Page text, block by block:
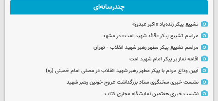
چندرسانه‌ای
تشییع پیکر زنده‌یاد «اکبر عبدی»
مراسم تشییع پیکر «قائد شهید امت» در مشهد
مراسم تشییع پیکر مطهر رهبر شهید انقلاب - تهران
اقامه نماز بر پیکر امام شهید امت
آیین وداع مردم با پیکر مطهر رهبر شهید انقلاب در مصلی امام خمینی (ره)
نشست خبری سخنگوی ستاد بزرگداشت عروج خونین رهبر شهید
نشست خبری هفتمین نمایشگاه مجازی کتاب